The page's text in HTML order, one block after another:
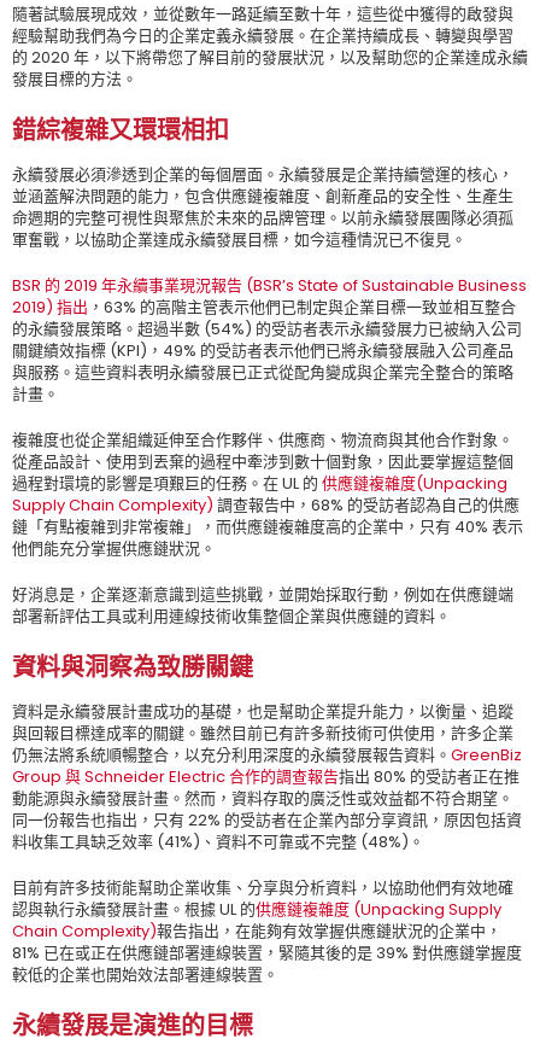
隨著試驗展現成效，並從數年一路延續至數十年，這些從中獲得的啟發與
經驗幫助我們為今日的企業定義永續發展。在企業持續成長、轉變與學習
的 2020 年，以下將帶您了解目前的發展狀況，以及幫助您的企業達成永續
發展目標的方法。
錯綜複雜又環環相扣
永續發展必須滲透到企業的每個層面。永續發展是企業持續營運的核心，
並涵蓋解決問題的能力，包含供應鏈複雜度、創新產品的安全性、生產生
命週期的完整可視性與聚焦於未來的品牌管理。以前永續發展團隊必須孤
軍奮戰，以協助企業達成永續發展目標，如今這種情況已不復見。
BSR 的 2019 年永續事業現況報告 (BSR’s State of Sustainable Business
2019) 指出 ，63% 的高階主管表示他們已制定與企業目標一致並相互整合
的永續發展策略。超過半數 (54%) 的受訪者表示永續發展力已被納入公司
關鍵績效指標 (KPI)，49% 的受訪者表示他們已將永續發展融入公司產品
與服務。這些資料表明永續發展已正式從配角變成與企業完全整合的策略
計畫。
複雜度也從企業組織延伸至合作夥伴、供應商、物流商與其他合作對象。
從產品設計、使用到丟棄的過程中牽涉到數十個對象，因此要掌握這整個
過程對環境的影響是項艱巨的任務。在 UL 的 供應鏈複雜度(Unpacking
Supply Chain Complexity) 調查報告中，68% 的受訪者認為自己的供應
鏈「有點複雜到非常複雜」，而供應鏈複雜度高的企業中，只有 40% 表示
他們能充分掌握供應鏈狀況。
好消息是，企業逐漸意識到這些挑戰，並開始採取行動，例如在供應鏈端
部署新評估工具或利用連線技術收集整個企業與供應鏈的資料。
資料與洞察為致勝關鍵
資料是永續發展計畫成功的基礎，也是幫助企業提升能力，以衡量、追蹤
與回報目標達成率的關鍵。雖然目前已有許多新技術可供使用，許多企業
仍無法將系統順暢整合，以充分利用深度的永續發展報告資料。 GreenBiz
Group 與 Schneider Electric 合作的調查報告指出 80% 的受訪者正在推
動能源與永續發展計畫。然而，資料存取的廣泛性或效益都不符合期望。
同一份報告也指出，只有 22% 的受訪者在企業內部分享資訊，原因包括資
料收集工具缺乏效率 (41%)、資料不可靠或不完整 (48%)。
目前有許多技術能幫助企業收集、分享與分析資料，以協助他們有效地確
認與執行永續發展計畫。根據 UL 的供應鏈複雜度 (Unpacking Supply
Chain Complexity)報告指出，在能夠有效掌握供應鏈狀況的企業中，
81% 已在或正在供應鏈部署連線裝置，緊隨其後的是 39% 對供應鏈掌握度
較低的企業也開始效法部署連線裝置。
永續發展是演進的目標